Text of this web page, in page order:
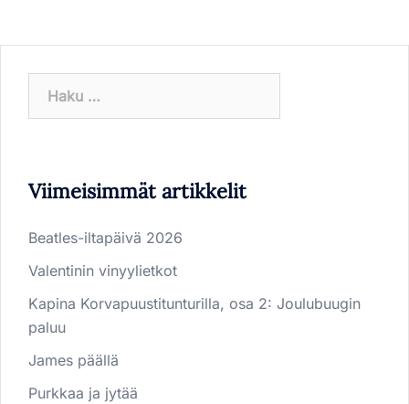
Viimeisimmät artikkelit
Beatles-iltapäivä 2026
Valentinin vinyylietkot
Kapina Korvapuustitunturilla, osa 2: Joulubuugin
paluu
James päällä
Purkkaa ja jytää